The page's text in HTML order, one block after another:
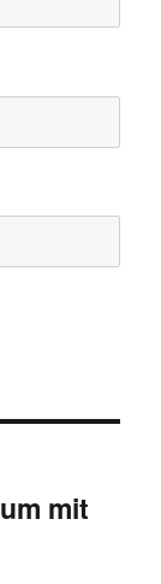
mit